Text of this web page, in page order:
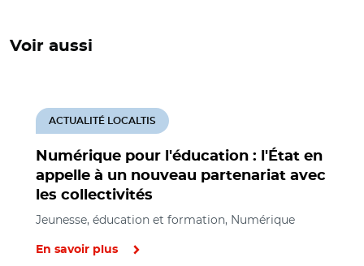
Voir aussi
Numérique pour l'éducation : l'État en
appelle à un nouveau partenariat avec
les collectivités
ACTUALITÉ LOCALTIS
Jeunesse, éducation et formation, Numérique
En savoir plus